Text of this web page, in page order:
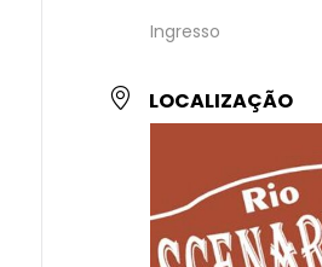
Ingresso
LOCALIZAÇÃO